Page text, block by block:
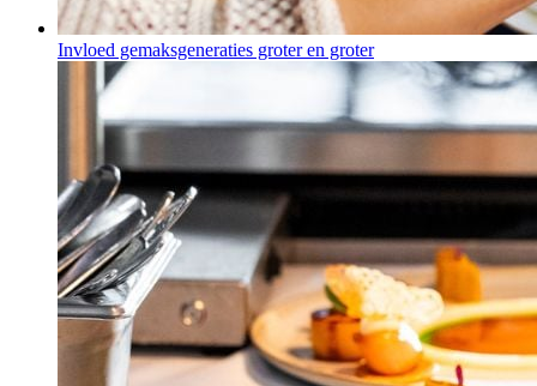
Invloed gemaksgeneraties groter en groter